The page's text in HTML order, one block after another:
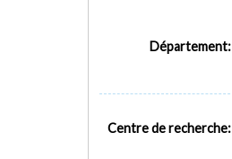
Département:
Centre de recherche: